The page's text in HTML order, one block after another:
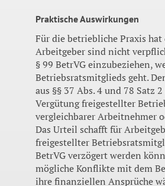
Praktische Auswirkungen
Für die betriebliche Praxis
Arbeitgeber sind nicht
§ 99 BetrVG einzubeziehen,
Betriebsratsmitglieds geht.
aus §§ 37 Abs. 4 und 78 Satz
Vergütung freigestellter
vergleichbarer Arbeitnehmer
Das Urteil schafft für
freigestellter
BetrVG verzögert werden
mögliche Konflikte mit dem
ihre finanziellen Ansprüche